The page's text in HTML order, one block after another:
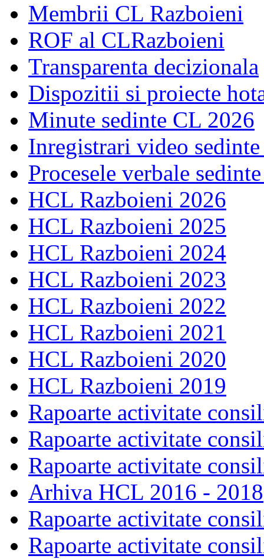
Membrii CL Razboieni
ROF al CLRazboieni
Transparenta decizionala
Dispozitii si proiecte
Minute sedinte CL 2026
Inregistrari video
Procesele verbale
HCL Razboieni 2026
HCL Razboieni 2025
HCL Razboieni 2024
HCL Razboieni 2023
HCL Razboieni 2022
HCL Razboieni 2021
HCL Razboieni 2020
HCL Razboieni 2019
Rapoarte activitate
Rapoarte activitate
Rapoarte activitate
Arhiva HCL 2016 - 2018
Rapoarte activitate
Rapoarte activitate